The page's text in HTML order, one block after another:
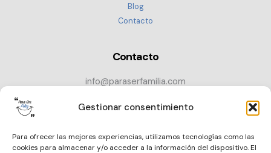
Gestionar consentimiento
Para ofrecer las mejores experiencias, utilizamos tecnologías como las
cookies para almacenar y/o acceder a la información del dispositivo. El
Blog
Contacto
Contacto
info@paraserfamilia.com
CONTACTAR